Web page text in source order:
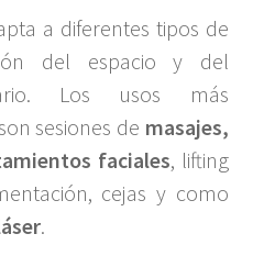
a diferentes tipos de
del espacio y del
Los usos más
sesiones de masajes,
faciales, lifting
cejas y como
.